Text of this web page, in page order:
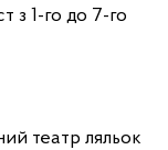
з 1-го до 7-го
театр ляльок